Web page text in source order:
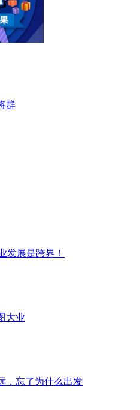
群
发展是跨界！
大业
，忘了为什么出发